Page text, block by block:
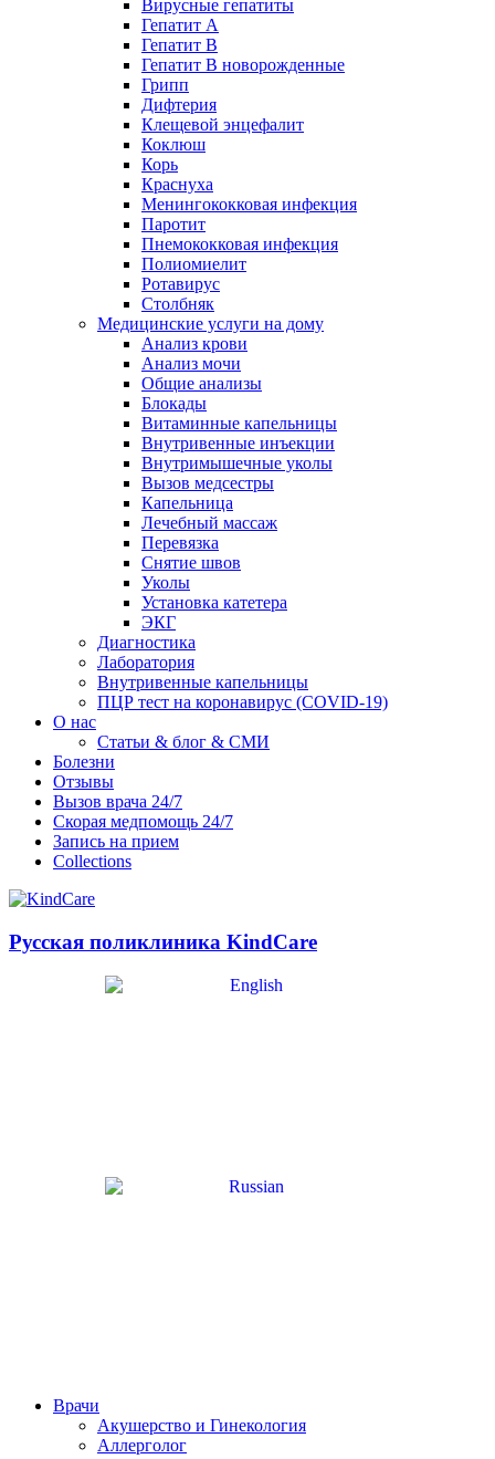
Вирусные гепатиты
Гепатит А
Гепатит B
Гепатит B новорожденные
Грипп
Дифтерия
Клещевой энцефалит
Коклюш
Корь
Краснуха
Менингококковая инфекция
Паротит
Пнемококковая инфекция
Полиомиелит
Ротавирус
Столбняк
Медицинские услуги на дому
Анализ крови
Анализ мочи
Общие анализы
Блокады
Витаминные капельницы
Внутривенные инъекции
Внутримышечные уколы
Вызов медсестры
Капельница
Лечебный массаж
Перевязка
Снятие швов
Уколы
Установка катетера
ЭКГ
Диагностика
Лаборатория
Внутривенные капельницы
ПЦР тест на коронавирус (COVID-19)
О нас
Статьи & блог & СМИ
Болезни
Отзывы
Вызов врача 24/7
Скорая медпомощь 24/7
Запись на прием
Collections
Русская поликлиника KindCare
Врачи
Акушерство и Гинекология
Аллерголог